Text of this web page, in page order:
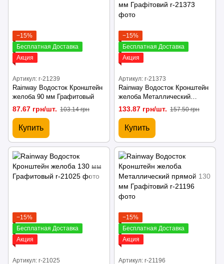
−15%
Бесплатная Доставка
Акция
Артикул: r-21239
Rainway Водосток Кронштейн
желоба 90 мм Графитовый
87.67 грн/шт. 103.14 грн
Купить
−15%
Бесплатная Доставка
Акция
Артикул: r-21373
Rainway Водосток Кронштейн
желоба Металлический
прямой 90 мм Графітовий
133.87 грн/шт. 157.50 грн
Купить
−15%
Бесплатная Доставка
Акция
Артикул: r-21025
−15%
Бесплатная Доставка
Акция
Артикул: r-21196